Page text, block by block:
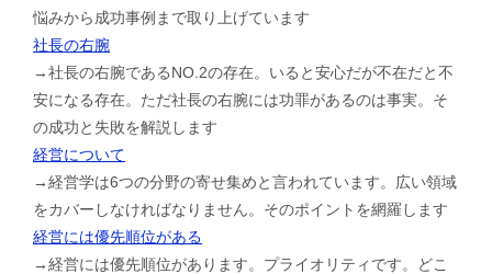
悩みから成功事例まで取り上げています
社長の右腕
→社長の右腕であるNO.2の存在。いると安心だが不在だと不
安になる存在。ただ社長の右腕には功罪があるのは事実。そ
の成功と失敗を解説します
経営について
→経営学は6つの分野の寄せ集めと言われています。広い領域
をカバーしなければなりません。そのポイントを網羅します
経営には優先順位がある
→経営には優先順位があります。プライオリティです。どこ